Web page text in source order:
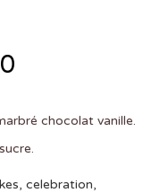
prix :
€65,00
chocolat vanille.
, celebration,